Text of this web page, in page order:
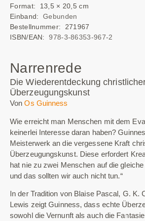
Format: 13,5 × 20,5 cm
Einband: Gebunden
Bestellnummer: 271967
ISBN/EAN:978-3-86353-967-2
Narrenrede
Die Wiederentdeckung
Überzeugungskunst
VonOs Guinness
Wie erreicht man Menschen mit dem
keinerlei Interesse daran haben?
Meisterwerk an die vergessene Kraft
Überzeugungskunst. Diese erfordert
hat nie zu zwei Menschen auf die
und das sollten wir auch nicht tun.“
In der Tradition von Blaise Pascal, G. K.
Lewis zeigt Guinness, dass echte
sowohl die Vernunft als auch die